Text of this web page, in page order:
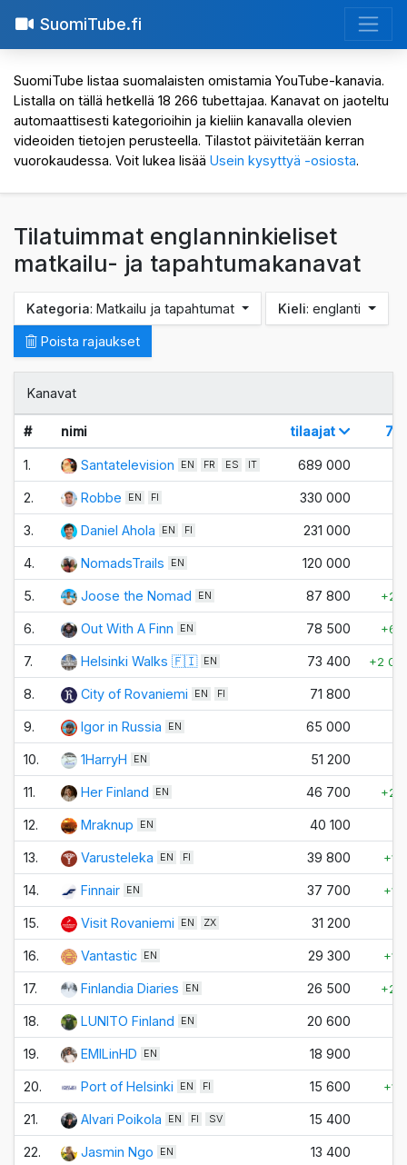
SuomiTube.fi
SuomiTube listaa suomalaisten omistamia YouTube-kanavia.
Listalla on tällä hetkellä 18 266 tubettajaa. Kanavat on jaoteltu
automaattisesti kategorioihin ja kieliin kanavalla olevien
videoiden tietojen perusteella. Tilastot päivitetään kerran
vuorokaudessa. Voit lukea lisää Usein kysyttyä -osiosta.
Tilatuimmat englanninkieliset
matkailu- ja tapahtumakanavat
Kategoria: Matkailu ja tapahtumat Kieli: englanti
Poista rajaukset
Kanavat
# nimi tilaajat 7
1. Santatelevision EN FR ES IT 689 000
2. Robbe EN FI 330 000
3. Daniel Ahola EN FI 231 000
4. NomadsTrails EN 120 000
5. Joose the Nomad EN 87 800
6. Out With A Finn EN 78 500
7. Helsinki Walks 🇫🇮 EN 73 400 +2
8. City of Rovaniemi EN FI 71 800
9. Igor in Russia EN 65 000
10. 1HarryH EN 51 200
11. Her Finland EN 46 700
12. Mraknup EN 40 100
13. Varusteleka EN FI 39 800
14. Finnair EN 37 700
15. Visit Rovaniemi EN ZX 31 200
16. Vantastic EN 29 300
17. Finlandia Diaries EN 26 500
18. LUNITO Finland EN 20 600
19. EMILinHD EN 18 900
20. Port of Helsinki EN FI 15 600
21. Alvari Poikola EN FI SV 15 400
22. Jasmin Ngo EN 13 400